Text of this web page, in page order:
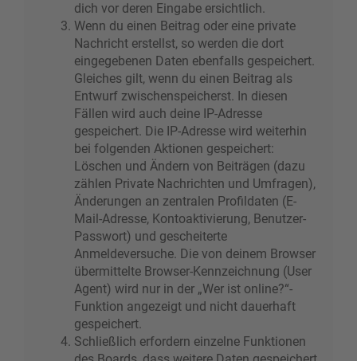
dich vor deren Eingabe ersichtlich.
Wenn du einen Beitrag oder eine private
Nachricht erstellst, so werden die dort
eingegebenen Daten ebenfalls gespeichert.
Gleiches gilt, wenn du einen Beitrag als
Entwurf zwischenspeicherst. In diesen
Fällen wird auch deine IP-Adresse
gespeichert. Die IP-Adresse wird weiterhin
bei folgenden Aktionen gespeichert:
Löschen und Ändern von Beiträgen (dazu
zählen Private Nachrichten und Umfragen),
Änderungen an zentralen Profildaten (E-
Mail-Adresse, Kontoaktivierung, Benutzer-
Passwort) und gescheiterte
Anmeldeversuche. Die von deinem Browser
übermittelte Browser-Kennzeichnung (User
Agent) wird nur in der „Wer ist online?“-
Funktion angezeigt und nicht dauerhaft
gespeichert.
Schließlich erfordern einzelne Funktionen